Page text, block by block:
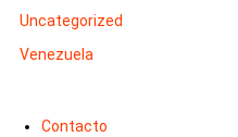
Uncategorized
Venezuela
Contacto